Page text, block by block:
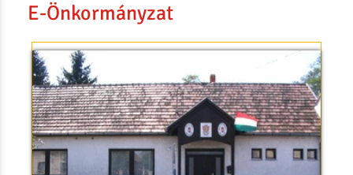
E-Önkormányzat